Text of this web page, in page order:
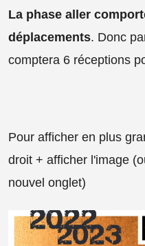
La phase aller
déplacements. Donc
comptera 6 réceptions
Pour afficher en plus
droit + afficher l'image
nouvel onglet)